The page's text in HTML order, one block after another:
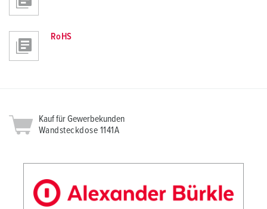
RoHS
Kauf für Gewerbekunden
Wandsteckdose 1141A